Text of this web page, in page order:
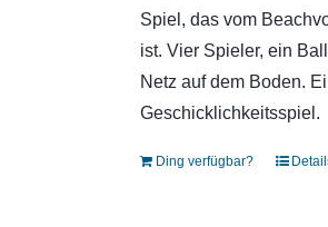
Spiel, das vom
ist. Vier Spieler, ein
Netz auf dem Boden.
Geschicklichkeitsspiel.
Ding verfügbar?